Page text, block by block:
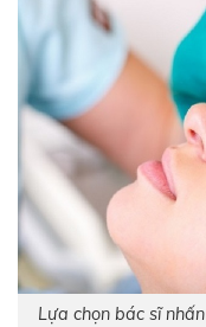
Lựa chọn bác sĩ